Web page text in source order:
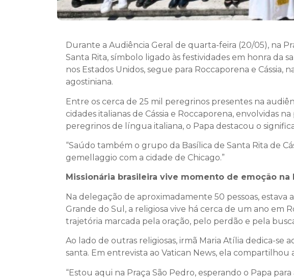
Durante a Audiência Geral de quarta-feira (20/05), na
Santa Rita, símbolo ligado às festividades em honra da
nos Estados Unidos, segue para Roccaporena e
agostiniana.
Entre os cerca de 25 mil peregrinos presentes na
cidades italianas de Cássia e Roccaporena, envolvidas
peregrinos de língua italiana, o Papa destacou o
“Saúdo também o grupo da Basílica de Santa Rita de
gemellaggio com a cidade de Chicago.”
Missionária brasileira vive momento de emoção na
Na delegação de aproximadamente 50 pessoas, estava
Grande do Sul, a religiosa vive há cerca de um ano em
trajetória marcada pela oração, pelo perdão e pela
Ao lado de outras religiosas, irmã Maria Atília dedica-se
santa. Em entrevista ao Vatican News, ela
“Estou aqui na Praça São Pedro, esperando o Papa